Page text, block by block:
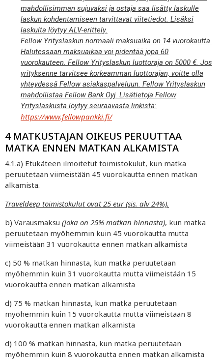
mahdollisimman sujuvaksi ja ostaja saa lisätty laskulle
laskun kohdentamiseen tarvittavat viitetiedot. Lisäksi
laskulta löytyy ALV-erittely.
Fellow Yrityslaskun normaali maksuaika on 14 vuorokautta.
Halutessaan maksuaikaa voi pidentää jopa 60
vuorokauteen. Fellow Yrityslaskun luottoraja on 5000 €. Jos
yrityksenne tarvitsee korkeamman luottorajan, voitte olla
yhteydessä Fellow asiakaspalveluun. Fellow Yrityslaskun
mahdollistaa Fellow Bank Oyj. Lisätietoja Fellow
Yrityslaskusta löytyy seuraavasta linkistä:
https://www.fellowpankki.fi/
4 MATKUSTAJAN OIKEUS PERUUTTAA
MATKA ENNEN MATKAN ALKAMISTA
4.1.a) Etukäteen ilmoitetut toimistokulut, kun matka
peruutetaan viimeistään 45 vuorokautta ennen matkan
alkamista.
Traveldeep toimistokulut ovat 25 eur (sis. alv 24%).
b) Varausmaksu (joka on 25% matkan hinnasta), kun matka
peruutetaan myöhemmin kuin 45 vuorokautta mutta
viimeistään 31 vuorokautta ennen matkan alkamista
c) 50 % matkan hinnasta, kun matka peruutetaan
myöhemmin kuin 31 vuorokautta mutta viimeistään 15
vuorokautta ennen matkan alkamista
d) 75 % matkan hinnasta, kun matka peruutetaan
myöhemmin kuin 15 vuorokautta mutta viimeistään 8
vuorokautta ennen matkan alkamista
d) 100 % matkan hinnasta, kun matka peruutetaan
myöhemmin kuin 8 vuorokautta ennen matkan alkamista